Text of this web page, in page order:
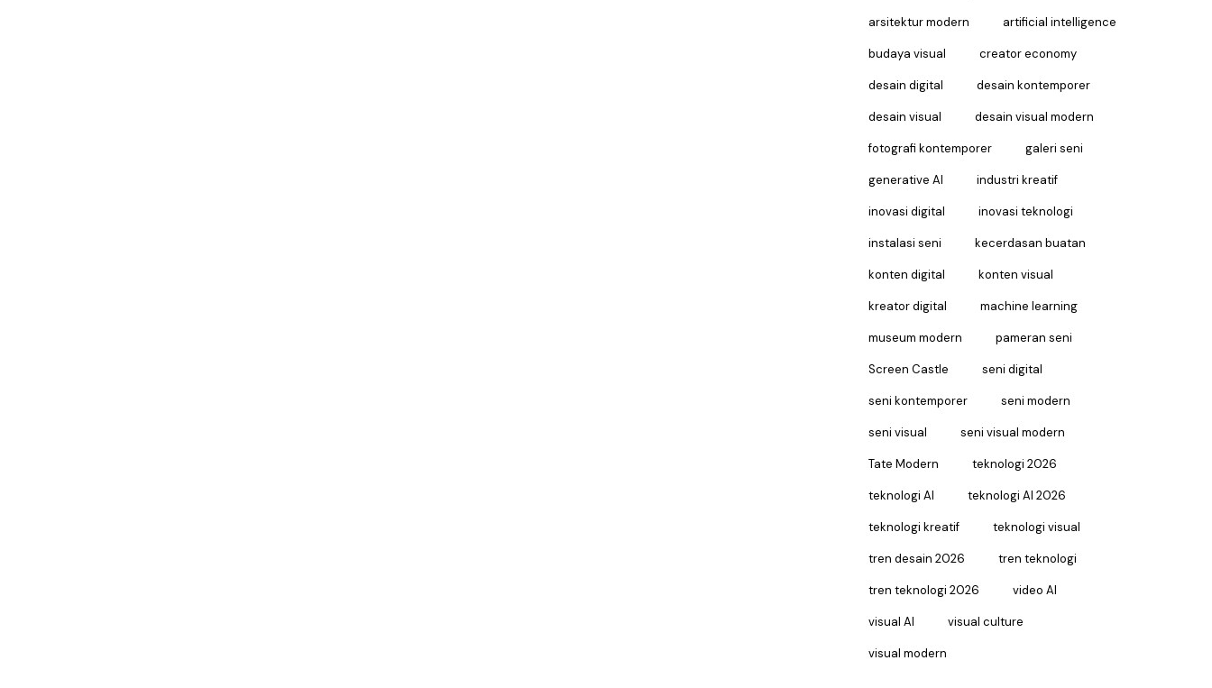
arsitektur modern artificial intelligence
budaya visual creator economy
desain digital desain kontemporer
desain visual desain visual modern
fotografi kontemporer galeri seni
generative AI industri kreatif
inovasi digital inovasi teknologi
instalasi seni kecerdasan buatan
konten digital konten visual
kreator digital machine learning
museum modern pameran seni
Screen Castle seni digital
seni kontemporer seni modern
seni visual seni visual modern
Tate Modern teknologi 2026
teknologi AI teknologi AI 2026
teknologi kreatif teknologi visual
tren desain 2026 tren teknologi
tren teknologi 2026 video AI
visual AI visual culture
visual modern